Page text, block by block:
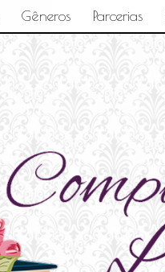
Gêneros Parcerias